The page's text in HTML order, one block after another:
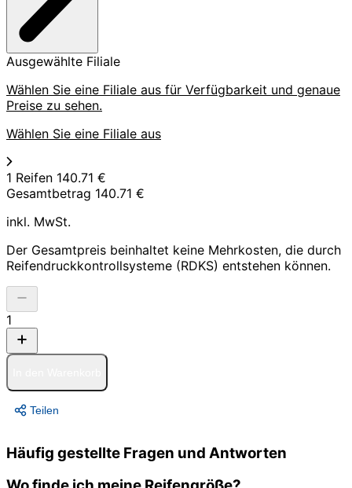
Ausgewählte Filiale
Wählen Sie eine Filiale aus für Verfügbarkeit und genaue
Preise zu sehen.
Wählen Sie eine Filiale aus
1 Reifen 140.71 €
Gesamtbetrag 140.71 €
inkl. MwSt.
Der Gesamtpreis beinhaltet keine Mehrkosten, die durch
Reifendruckkontrollsysteme (RDKS) entstehen können.
1
Teilen
Häufig gestellte Fragen und Antworten